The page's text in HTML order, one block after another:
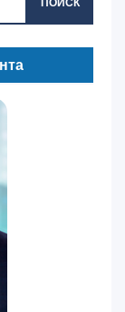
ПОИСК